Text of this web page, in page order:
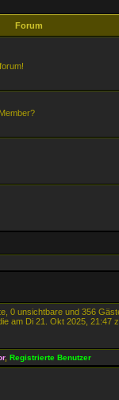
Forum
0 unsichtbare und 356
am Di 21. Okt 2025, 21:47
, Registrierte Benutzer